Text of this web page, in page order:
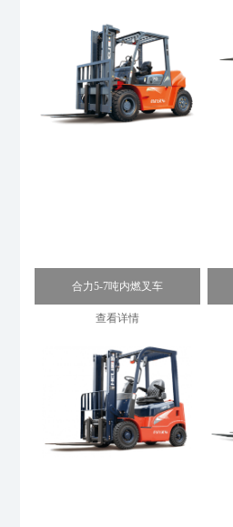
合力5-7吨内燃叉车
查看详情